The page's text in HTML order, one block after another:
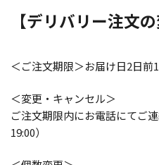
【デリバリー注文
＜ご注文期限＞お届け日2日前
＜変更・キャンセル＞
ご注文期限内にお電話にてご
19:00）